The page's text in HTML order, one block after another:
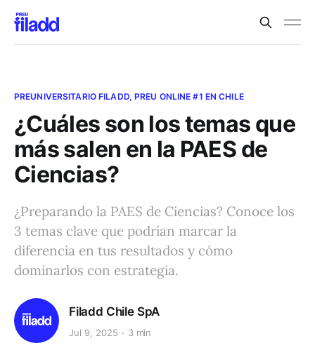
PREUNIVERSITARIO FILADD, PREU ONLINE #1 EN CHILE
¿Cuáles son los temas que
más salen en la PAES de
Ciencias?
¿Preparando la PAES de Ciencias? Conoce los
3 temas clave que podrían marcar la
diferencia en tus resultados y cómo
dominarlos con estrategia.
Filadd Chile SpA
Jul 9, 2025 3 min